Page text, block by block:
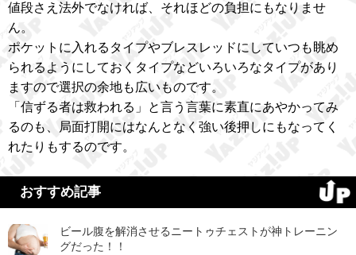
値段さえ法外でなければ、それほどの負担にもなりませ
ん。
ポケットに入れるタイプやブレスレッドにしていつも眺め
られるようにしておくタイプなどいろいろなタイプがあり
ますので選択の余地も広いものです。
「信ずる者は救われる」と言う言葉に素直にあやかってみ
るのも、局面打開にはなんとなく強い後押しにもなってく
れたりもするのです。
おすすめ記事
ビール腹を解消させるニートゥチェストが神トレーニン
グだった！！